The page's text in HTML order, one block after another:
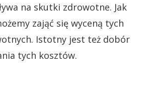
na skutki zdrowotne. Jak
zająć się wyceną tych
Istotny jest też dobór
tych kosztów.